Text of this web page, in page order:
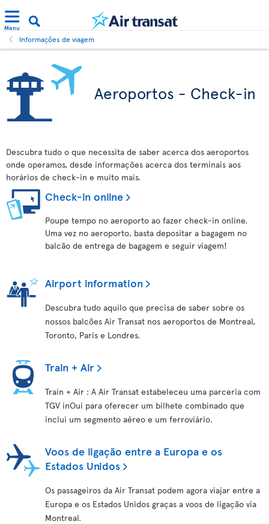
Menu
Informações de viagem
Aeroportos - Check-in
Descubra tudo o que necessita de saber acerca dos aeroportos
onde operamos, desde informações acerca dos terminais aos
horários de check-in e muito mais.
Check-in online
Poupe tempo no aeroporto ao fazer check-in online.
Uma vez no aeroporto, basta depositar a bagagem no
balcão de entrega de bagagem e seguir viagem!
Airport information
Descubra tudo aquilo que precisa de saber sobre os
nossos balcões Air Transat nos aeroportos de Montreal,
Toronto, Paris e Londres.
Train + Air
Train + Air : A Air Transat estabeleceu uma parceria com
TGV inOui para oferecer um bilhete combinado que
inclui um segmento aéreo e um ferroviário.
Voos de ligação entre a Europa e os
Estados Unidos
Os passageiros da Air Transat podem agora viajar entre a
Europa e os Estados Unidos graças a voos de ligação via
Montreal.